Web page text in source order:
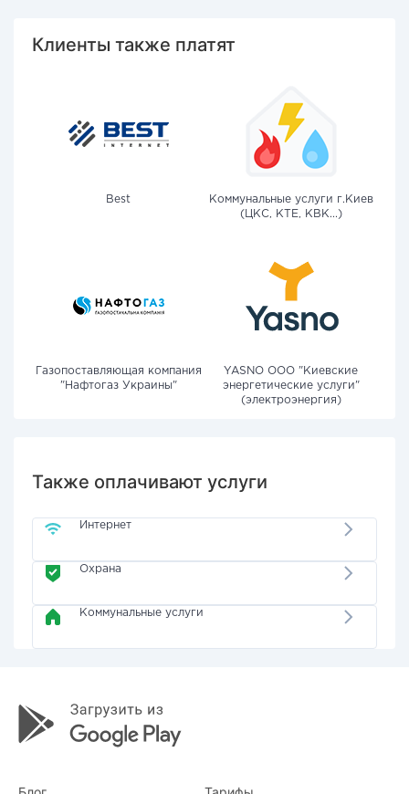
Клиенты также платят
Best
Коммунальные услуги г.Киев
(ЦКС, КТЕ, КВК...)
Газопоставляющая компания
"Нафтогаз Украины"
YASNO OOO "Киевские
энергетические услуги"
(электроэнергия)
Также оплачивают услуги
Интернет
Охрана
Коммунальные услуги